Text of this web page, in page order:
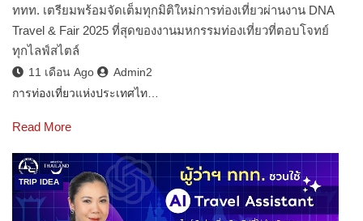
ททท. เตรียมพร้อมจัดเต็มทุกมิติใหม่การท่องเที่ยวผ่านงาน DNA
Travel & Fair 2025 ที่สุดของงานมหกรรมท่องเที่ยวที่ตอบโจทย์
ทุกไลฟ์สไตล์
11 เดือน Ago
Admin2
การท่องเที่ยวแห่งประเทศไท…
Read More
TRIP IDEA